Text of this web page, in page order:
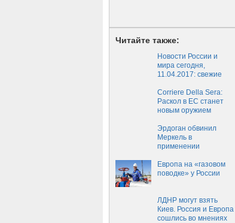
Читайте также:
Новости России и
мира сегодня,
11.04.2017: свежие
главных событий
России и мира
сегодня, 11 апреля
Corriere Della Sera:
Раскол в ЕС станет
новым оружием
Эрдоган обвинил
Меркель в
применении
методовВ»‍
Европа на «газовом
поводке» у России
ЛДНР могут взять
Киев. Россия и Европа
сошлись во мнениях